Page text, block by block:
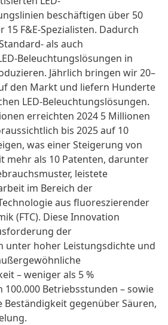
beschäftigen über 50
F&E-Spezialisten. Dadurch
als auch
Beleuchtungslösungen in
Jährlich bringen wir 20–
den Markt und liefern Hunderte
LED-Beleuchtungslösungen.
erreichten 2024 5 Millionen
bis 2025 auf 10
was einer Steigerung von
mehr als 10 Patenten, darunter
leistete
im Bereich der
aus fluoreszierender
(FTC). Diese Innovation
der
unter hoher Leistungsdichte und
– weniger als 5 %
100.000 Betriebsstunden – sowie
Beständigkeit gegenüber Säuren,